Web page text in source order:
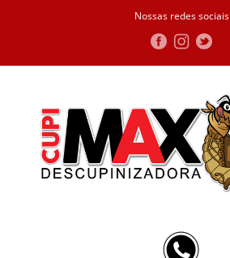
Nossas redes sociais